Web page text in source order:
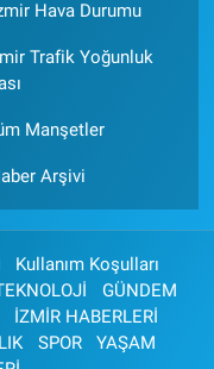
Hava Durumu
Trafik Yoğunluk
Manşetler
Arşivi
Kullanım Koşulları
GÜNDEM
İZMİR HABERLERİ
SPOR
YAŞAM